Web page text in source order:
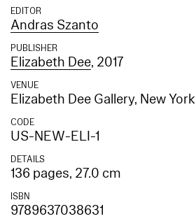
EDITOR
Andras Szanto
PUBLISHER
Elizabeth Dee, 2017
VENUE
Elizabeth Dee Gallery, New York
CODE
US-NEW-ELI-1
DETAILS
136 pages, 27.0 cm
ISBN
9789637038631